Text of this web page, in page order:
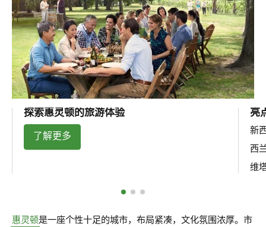
探索惠灵顿的旅游体验
了解更多
亮
新
西
维
惠灵顿是一座个性十足的城市，布局紧凑，文化氛围浓厚。市